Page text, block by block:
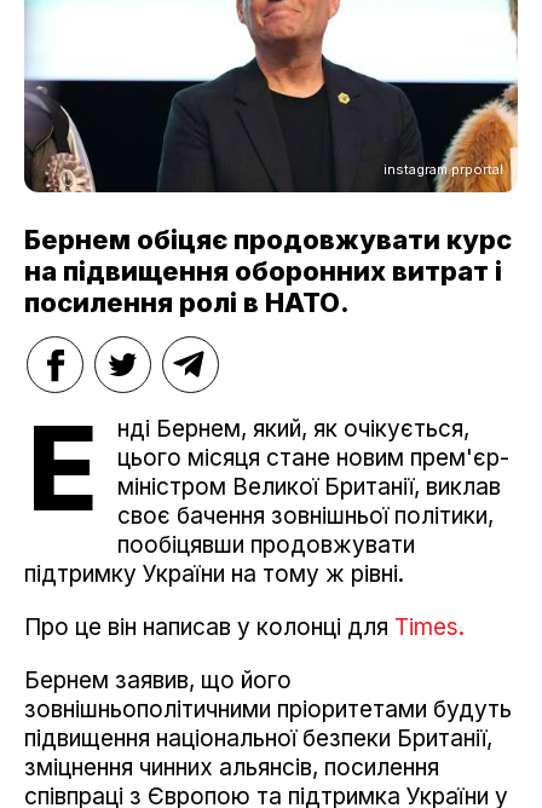
instagram.prportal
Бернем обіцяє продовжувати курс
на підвищення оборонних витрат і
посилення ролі в НАТО.
Е
нді Бернем, який, як очікується,
цього місяця стане новим прем'єр-
міністром Великої Британії, виклав
своє бачення зовнішньої політики,
пообіцявши продовжувати
підтримку України на тому ж рівні.
Про це він написав у колонці для Times.
Бернем заявив, що його
зовнішньополітичними пріоритетами будуть
підвищення національної безпеки Британії,
зміцнення чинних альянсів, посилення
співпраці з Європою та підтримка України у